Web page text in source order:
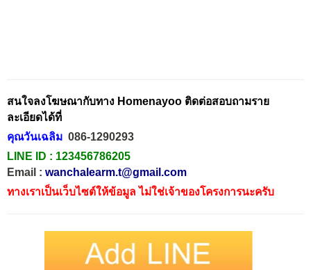
สนใจลงโฆษณากับทาง Homenayoo ติดต่อสอบถามราย
ละเอียดได้ที่
คุณวันเฉลิม 086-1290293
LINE ID : 123456786205
Email : wanchalearm.t@gmail.com
ทางเราเป็นเว็บไซต์ให้ข้อมูล ไม่ใช่เจ้าของโครงการนะครับ